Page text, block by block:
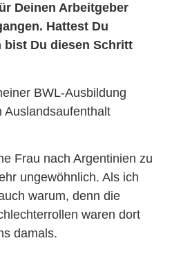
Deinen Arbeitgeber
Hattest Du
bist Du diesen Schritt
BWL-Ausbildung
Auslandsaufenthalt
Frau nach Argentinien zu
ungewöhnlich. Als ich
warum, denn die
waren dort
damals.